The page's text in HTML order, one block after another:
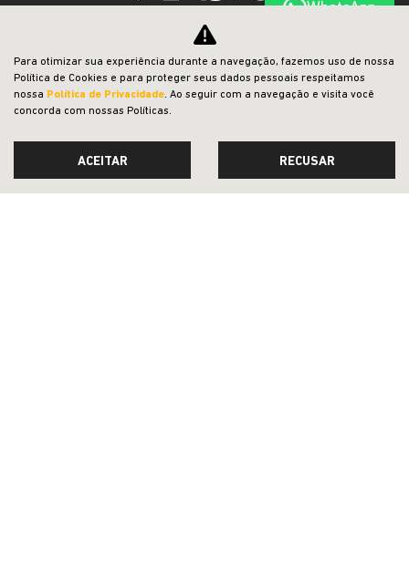
WhatsApp
LEAUTO MILANO VEICULOS LTDA
CNPJ: 26.454.149/0002-15
OFERTAS
NOVOS
Para otimizar sua experiência durante a navegação, fazemos uso de nossa
Política de Cookies e para proteger seus dados pessoais respeitamos
nossa Política de Privacidade. Ao seguir com a navegação e visita você
concorda com nossas Políticas.
ACEITAR RECUSAR